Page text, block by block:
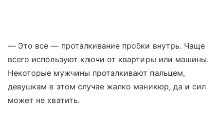
— Это все — проталкивание пробки внутрь. Чаще
всего используют ключи от квартиры или машины.
Некоторые мужчины проталкивают пальцем,
девушкам в этом случае жалко маникюр, да и сил
может не хватить.